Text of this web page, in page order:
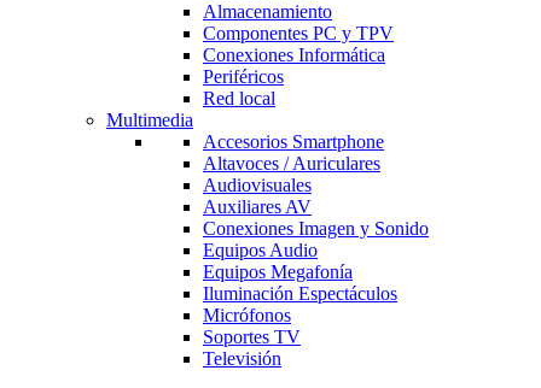
Almacenamiento
Componentes PC y TPV
Conexiones Informática
Periféricos
Red local
Multimedia
Accesorios Smartphone
Altavoces / Auriculares
Audiovisuales
Auxiliares AV
Conexiones Imagen y Sonido
Equipos Audio
Equipos Megafonía
Iluminación Espectáculos
Micrófonos
Soportes TV
Televisión